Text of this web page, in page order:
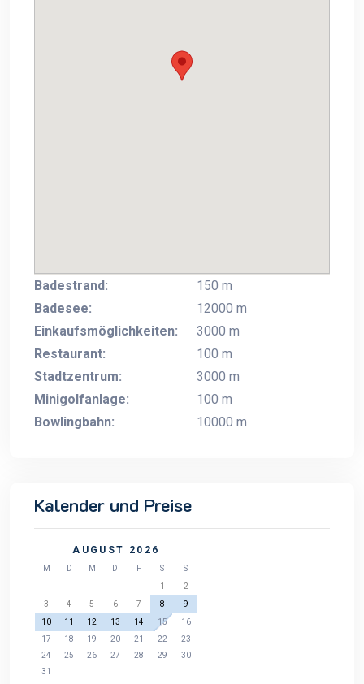
Badestrand:
150 m
Badesee:
12000 m
Einkaufsmöglichkeiten:
3000 m
Restaurant:
100 m
Stadtzentrum:
3000 m
Minigolfanlage:
100 m
Bowlingbahn:
10000 m
Kalender und Preise
AUGUST 2026
M D M D F S
S
1
2
3
4 5 6 7 8
9
10
11 12 13 14 15
16
17
18 19 20 21 22
23
24
25 26 27 28 29
30
31